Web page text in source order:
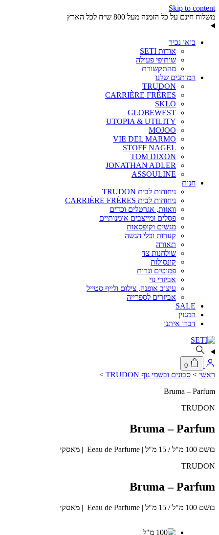
Skip to content
משלוח חינם על כל הזמנה מעל 800 ש״ח לכל הארץ
בואו נכיר
אודות SETI
שיתופי פעולה
מהתקשורת
המותגים שלנו
TRUDON
CARRIÈRE FRÈRES
SKLO
GLOBEWEST
UTOPIA & UTILITY
MOJOO
VIE DEL MARMO
STOFF NAGEL
TOM DIXON
JONATHAN ADLER
ASSOULINE
חנות
ניחוחות לבית TRUDON
ניחוחות לבית CARRIÈRE FRÈRES
וואזות, אגרטלים וכדים
פסלים ומייצבים אומנותיים
מגשים וקופסאות
קערות וכלי הגשה
תאורה
שולחנות צד
קונסולות
פמוטים ונרות
אביזרי נוי
עיצוב אופנה, צילום ולייף סטייל
אביזרים לספרייה
SALE
המגזין
דברו איתנו
0
ראשי > סבונים ובשמי גוף TRUDON
>
Bruma – Parfum
TRUDON
Bruma – Parfum
בושם 100 מ"ל / 15 מ"ל | Eeau de Parfume | מאסקי
TRUDON
Bruma – Parfum
בושם 100 מ"ל / 15 מ"ל | Eeau de Parfume | מאסקי